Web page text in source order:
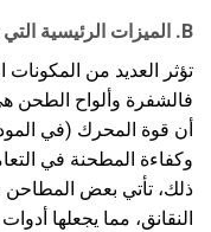
B. الميزات الرئيسية التي تؤثر على الطحن والحشو
تؤثر العديد من المكونات
فالشفرة وألواح الطحن
أن قوة المحرك (في
وكفاءة المطحنة في
ذلك، تأتي بعض
النقانق، مما يجعلها